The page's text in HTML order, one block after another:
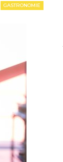
GASTRONOMIE